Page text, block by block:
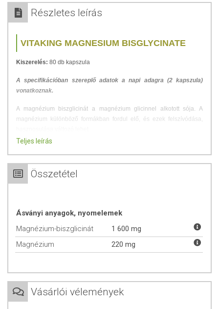
Részletes leírás
VITAKING MAGNESIUM BISGLYCINATE
Kiszerelés: 80 db kapszula
A specifikációban szereplő adatok a napi adagra (2 kapszula)
vonatkoznak.
A magnézium biszglicinát a magnézium glicinnel alkotott sója. A
magnézium különböző formákban fordul elő, és ezek felszívódása,
magnézium biszglicinátból)
Hozzájárul az energiatermelő anyagcsere-folyamatokhoz.
Támogatja az idegrendszer megfelelő működését.
hétköznapokért
Teljes leírás
Összetétel
Ásványi anyagok, nyomelemek
Magnézium-biszglicinát
1 600 mg
Magnézium
220 mg
Vásárlói vélemények